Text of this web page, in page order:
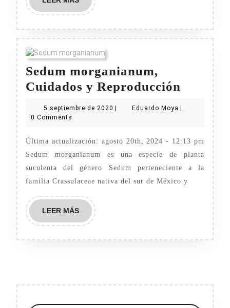
MÁS
Sedum morganianum,
Cuidados y Reproducción Sedum
5 septiembre de 2020 5
Eduardo Moya Eduardo
0 Comments
Última actualización: agosto 20th, 2024 - 12:13 pm
Sedum morganianum es una especie de planta
suculenta del género Sedum perteneciente a la
familia Crassulaceae nativa del sur de México y
LEER MÁSLEER
MÁS